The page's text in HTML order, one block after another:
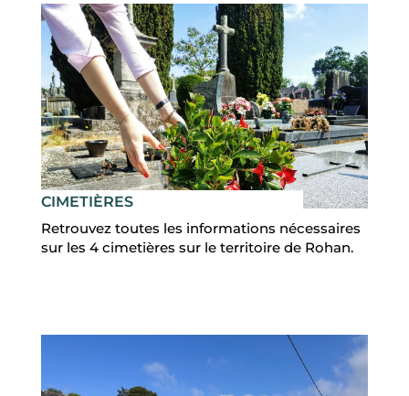
CIMETIÈRES
Retrouvez toutes les informations nécessaires
sur les 4 cimetières sur le territoire de Rohan.